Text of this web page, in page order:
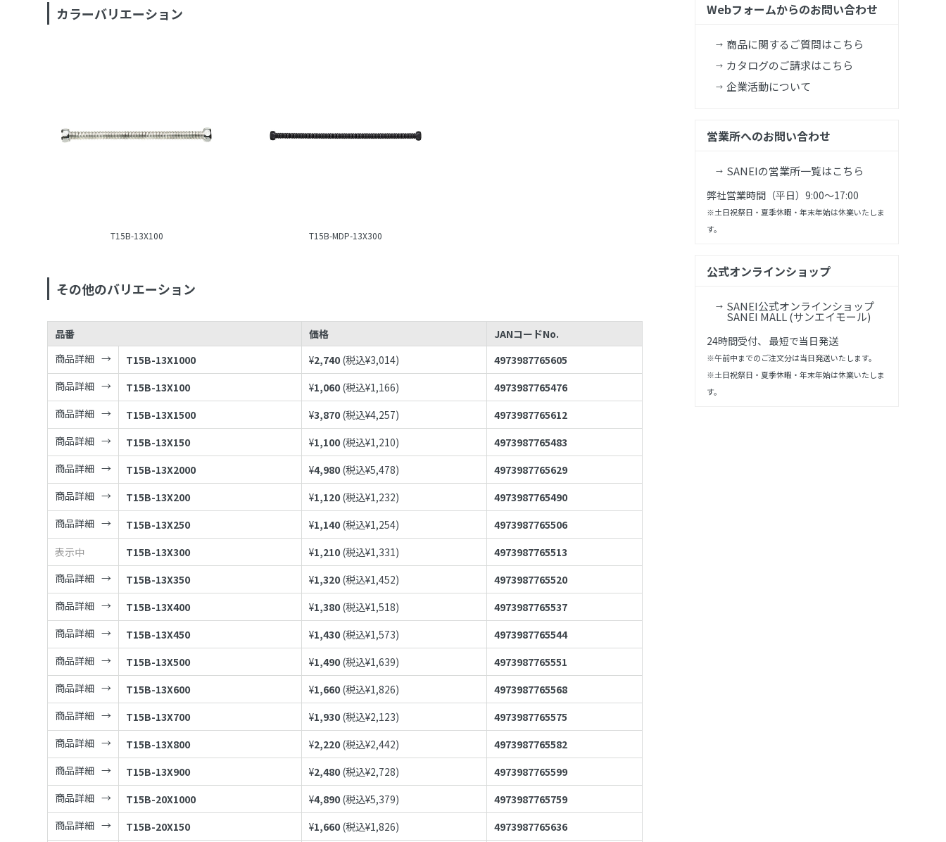
カラーバリエーション
T15B-13X100 T15B-MDP-13X300
その他のバリエーション
品番 価格
JANコードNo.
商品詳細
T15B-13X1000 ¥2,740 (税込¥3,014)
4973987765605
商品詳細
T15B-13X100 ¥1,060 (税込¥1,166)
4973987765476
商品詳細
T15B-13X1500 ¥3,870 (税込¥4,257)
4973987765612
商品詳細
T15B-13X150 ¥1,100 (税込¥1,210)
4973987765483
商品詳細
T15B-13X2000 ¥4,980 (税込¥5,478)
4973987765629
商品詳細
T15B-13X200 ¥1,120 (税込¥1,232)
4973987765490
商品詳細
T15B-13X250 ¥1,140 (税込¥1,254)
4973987765506
表示中
T15B-13X300 ¥1,210 (税込¥1,331)
4973987765513
商品詳細
T15B-13X350 ¥1,320 (税込¥1,452)
4973987765520
商品詳細
T15B-13X400 ¥1,380 (税込¥1,518)
4973987765537
商品詳細
T15B-13X450 ¥1,430 (税込¥1,573)
4973987765544
商品詳細
T15B-13X500 ¥1,490 (税込¥1,639)
4973987765551
商品詳細
T15B-13X600 ¥1,660 (税込¥1,826)
4973987765568
商品詳細
T15B-13X700 ¥1,930 (税込¥2,123)
4973987765575
商品詳細
T15B-13X800 ¥2,220 (税込¥2,442)
4973987765582
商品詳細
T15B-13X900 ¥2,480 (税込¥2,728)
4973987765599
商品詳細
T15B-20X1000 ¥4,890 (税込¥5,379)
4973987765759
商品詳細
T15B-20X150 ¥1,660 (税込¥1,826)
4973987765636
Webフォームからのお問い合わせ
商品に関するご質問はこちら
カタログのご請求はこちら
企業活動について
営業所へのお問い合わせ
SANEIの営業所一覧はこちら
弊社営業時間（平日）9:00～17:00
※土日祝祭日・夏季休暇・年末年始は休業いたしま
す。
公式オンラインショップ
SANEI公式オンラインショップ
SANEI MALL (サンエイモール)
24時間受付、 最短で当日発送
※午前中までのご注文分は当日発送いたします。
※土日祝祭日・夏季休暇・年末年始は休業いたしま
す。